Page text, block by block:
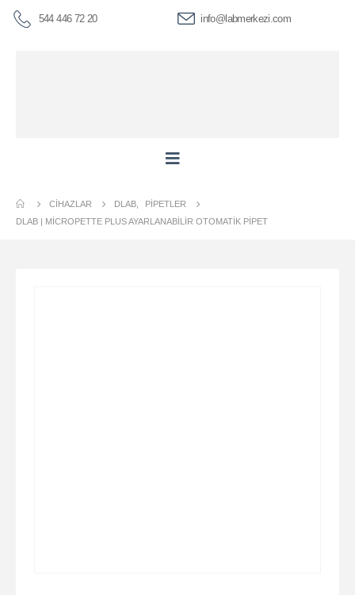
544 446 72 20 info@labmerkezi.com
CIHAZLAR DLAB
PIPETLER
DLAB | MICROPETTE PLUS AYARLANABILIR OTOMATIK PIPET